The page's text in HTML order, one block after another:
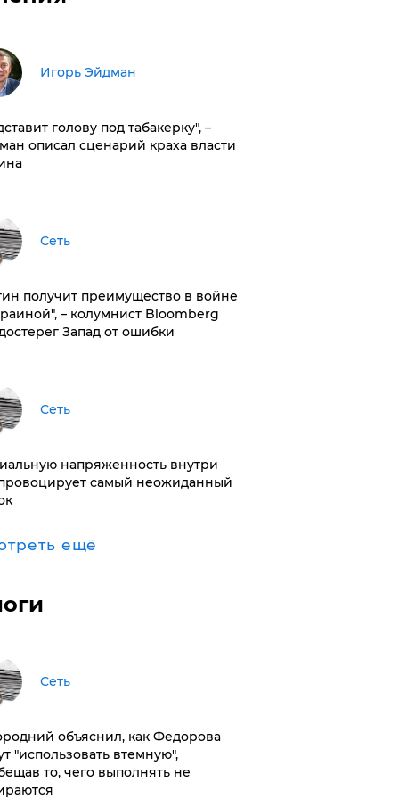
Игорь Эйдман
голову под табакерку", –
описал сценарий краха власти
Сеть
получит преимущество в войне
– колумнист Bloomberg
Запад от ошибки
Сеть
напряженность внутри
самый неожиданный
ещё
Сеть
объяснил, как Федорова
"использовать втемную",
то, чего выполнять не